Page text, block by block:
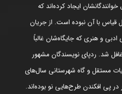
ایجاد کرده‌اند که
قیاس با آن نبوده است. از جریان
و هنری که جایگاه‌شان غالباً
شد. ردپای نویسندگان مشهور
مستقل و گاه شهرستانی سال‌های
در پی افکندن طرح‌هایی نو بوده‌اند.